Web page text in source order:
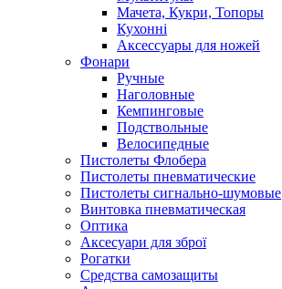
Мачета, Кукри, Топоры
Кухонні
Аксессуары для ножей
Фонари
Ручные
Наголовные
Кемпинговые
Подствольные
Велосипедные
Пистолеты Флобера
Пистолеты пневматические
Пистолеты сигнально-шумовые
Винтовка пневматическая
Оптика
Аксесуари для зброї
Рогатки
Средства самозащиты